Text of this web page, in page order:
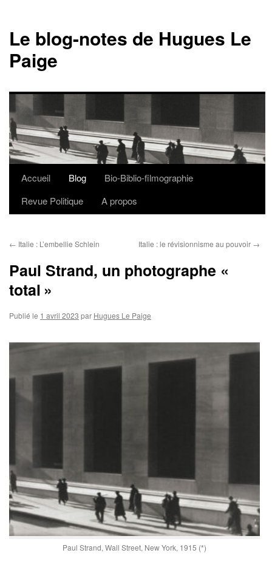
Le blog-notes de Hugues Le
Paige
Aller
Accueil Blog
Bio-Biblio-filmographie
Revue Politique
A propos
← Italie : L’embellie Schlein Italie : le révisionnisme au pouvoir →
Paul Strand, un photographe «
total »
Publié le 1 avril 2023 par Hugues Le Paige
Paul Strand, Wall Street, New York, 1915 (*)